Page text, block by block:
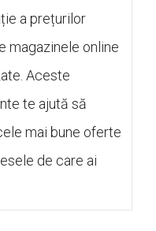
a prețurilor
magazinele online
Aceste
te ajută să
mai bune oferte
de care ai